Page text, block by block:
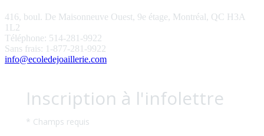
416, boul. De Maisonneuve Ouest, 9e étage, Montréal, QC H3A
1L2
Téléphone: 514-281-9922
Sans frais: 1-877-281-9922
info@ecoledejoaillerie.com
Inscription à l'infolettre
* Champs requis